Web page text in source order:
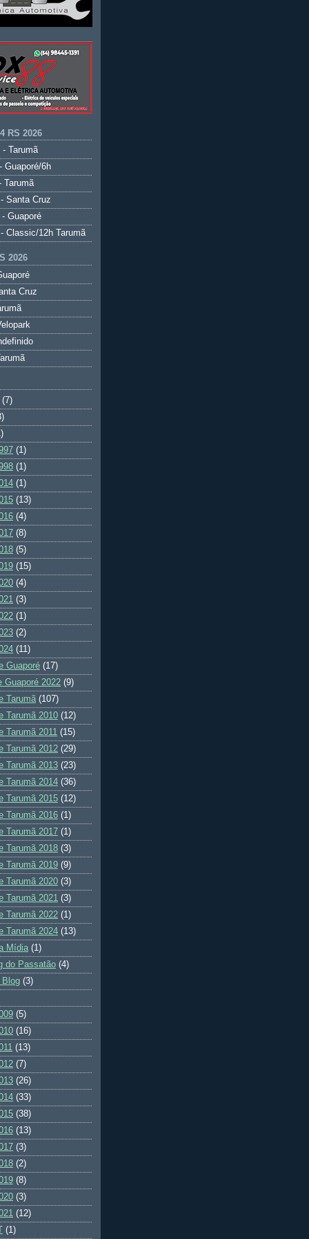
RS 2026
- Tarumã
Guaporé/6h
Tarumã
Santa Cruz
Guaporé
Classic/12h Tarumã
2026
Cruz
(7)
(1)
(1)
(1)
(13)
(4)
(8)
(5)
(15)
(4)
(3)
(1)
(2)
(11)
Guaporé (17)
Guaporé 2022 (9)
Tarumã (107)
Tarumã 2010 (12)
Tarumã 2011 (15)
Tarumã 2012 (29)
Tarumã 2013 (23)
Tarumã 2014 (36)
Tarumã 2015 (12)
Tarumã 2016 (1)
Tarumã 2017 (1)
Tarumã 2018 (3)
Tarumã 2019 (9)
Tarumã 2020 (3)
Tarumã 2021 (3)
Tarumã 2022 (1)
Tarumã 2024 (13)
Mídia (1)
do Passatão (4)
Blog (3)
(5)
(16)
(13)
(7)
(26)
(33)
(38)
(13)
(3)
(2)
(8)
(3)
(12)
(1)